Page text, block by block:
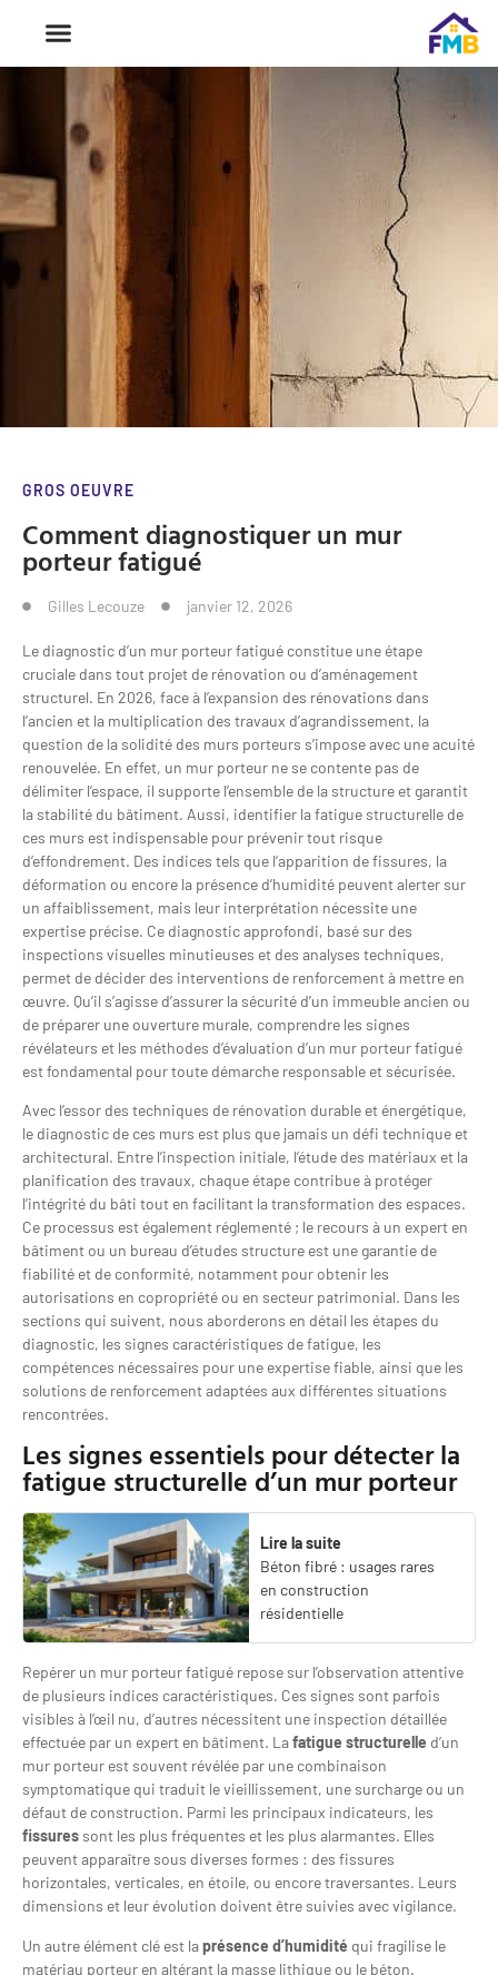
GROS OEUVRE
Comment diagnostiquer un mur
porteur fatigué
Gilles Lecouze janvier 12, 2026
Le diagnostic d’un mur porteur fatigué constitue une étape
cruciale dans tout projet de rénovation ou d’aménagement
structurel. En 2026, face à l’expansion des rénovations dans
l’ancien et la multiplication des travaux d’agrandissement, la
question de la solidité des murs porteurs s’impose avec une acuité
renouvelée. En effet, un mur porteur ne se contente pas de
délimiter l’espace, il supporte l’ensemble de la structure et garantit
la stabilité du bâtiment. Aussi, identifier la fatigue structurelle de
ces murs est indispensable pour prévenir tout risque
d’effondrement. Des indices tels que l’apparition de fissures, la
déformation ou encore la présence d’humidité peuvent alerter sur
un affaiblissement, mais leur interprétation nécessite une
expertise précise. Ce diagnostic approfondi, basé sur des
inspections visuelles minutieuses et des analyses techniques,
permet de décider des interventions de renforcement à mettre en
œuvre. Qu’il s’agisse d’assurer la sécurité d’un immeuble ancien ou
de préparer une ouverture murale, comprendre les signes
révélateurs et les méthodes d’évaluation d’un mur porteur fatigué
est fondamental pour toute démarche responsable et sécurisée.
Avec l’essor des techniques de rénovation durable et énergétique,
le diagnostic de ces murs est plus que jamais un défi technique et
architectural. Entre l’inspection initiale, l’étude des matériaux et la
planification des travaux, chaque étape contribue à protéger
l’intégrité du bâti tout en facilitant la transformation des espaces.
Ce processus est également réglementé ; le recours à un expert en
bâtiment ou un bureau d’études structure est une garantie de
fiabilité et de conformité, notamment pour obtenir les
autorisations en copropriété ou en secteur patrimonial. Dans les
sections qui suivent, nous aborderons en détail les étapes du
diagnostic, les signes caractéristiques de fatigue, les
compétences nécessaires pour une expertise fiable, ainsi que les
solutions de renforcement adaptées aux différentes situations
rencontrées.
Les signes essentiels pour détecter la
fatigue structurelle d’un mur porteur
Lire la suite
Béton fibré : usages rares
en construction
résidentielle
Repérer un mur porteur fatigué repose sur l’observation attentive
de plusieurs indices caractéristiques. Ces signes sont parfois
visibles à l’œil nu, d’autres nécessitent une inspection détaillée
effectuée par un expert en bâtiment. Lafatigue structurelle d’un
mur porteur est souvent révélée par une combinaison
symptomatique qui traduit le vieillissement, une surcharge ou un
défaut de construction. Parmi les principaux indicateurs, les
fissures sont les plus fréquentes et les plus alarmantes. Elles
peuvent apparaître sous diverses formes : des fissures
horizontales, verticales, en étoile, ou encore traversantes. Leurs
dimensions et leur évolution doivent être suivies avec vigilance.
Un autre élément clé est laprésence d’humidité qui fragilise le
matériau porteur en altérant la masse lithique ou le béton.